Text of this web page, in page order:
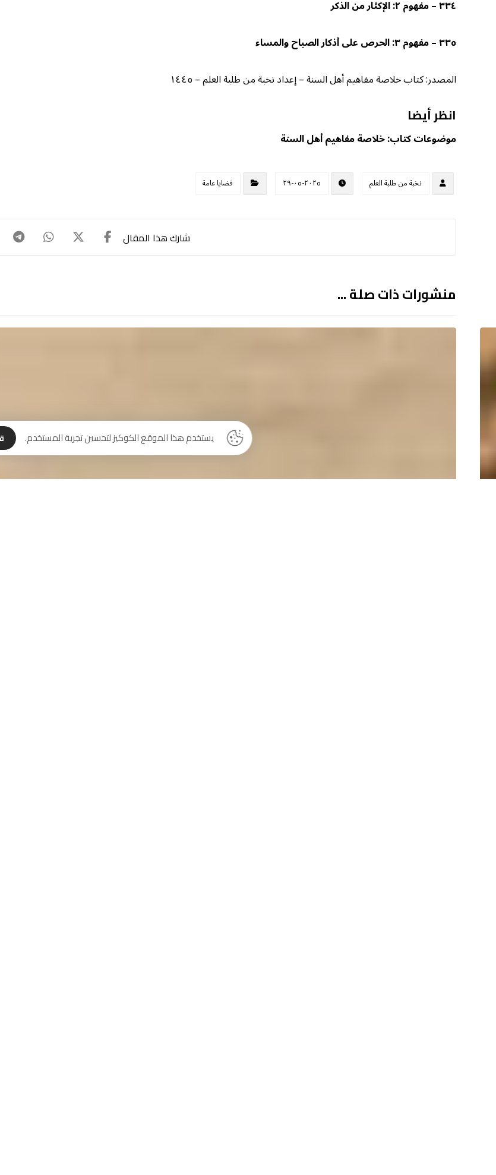
٣٣٤ – مفهوم ٢: الإكثار من الذكر
٣٣٥ – مفهوم ٣: الحرص على أذكار الصباح والمساء
المصدر: كتاب خلاصة مفاهيم أهل السنة – إعداد نخبة من طلبة العلم – ١٤٤٥
انظر أيضا
موضوعات كتاب: خلاصة مفاهيم أهل السنة
نخبة من طلبة العلم ٢٠٢٥-٠٥-٢٩ قضايا عامة
منشورات ذات صلة ...
يستخدم هذا الموقع الكوكيز لتحسين تجربة المستخدم.